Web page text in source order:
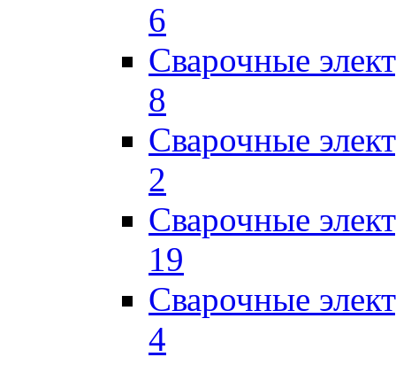
6
Сварочные
8
Сварочные
2
Сварочные
19
Сварочные
4